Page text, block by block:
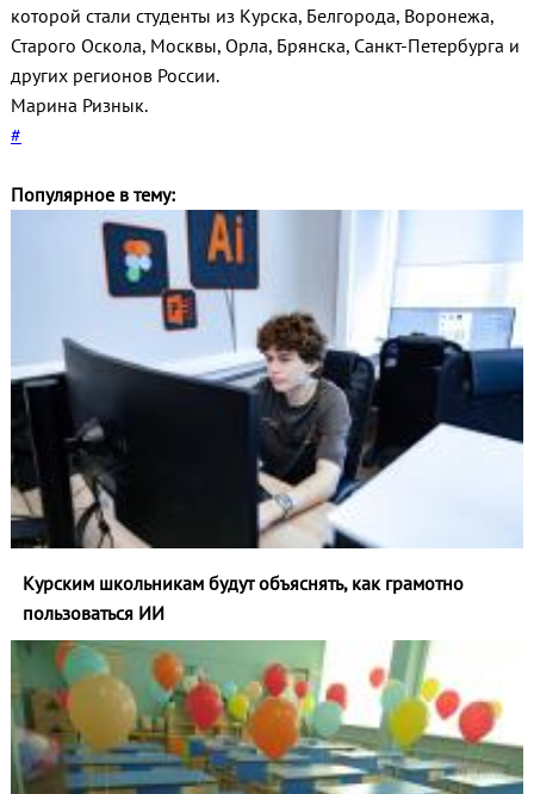
которой стали студенты из Курска, Белгорода, Воронежа,
Старого Оскола, Москвы, Орла, Брянска, Санкт-Петербурга и
других регионов России.
Марина Ризнык.
#
Популярное в тему:
Курским школьникам будут объяснять, как грамотно
пользоваться ИИ